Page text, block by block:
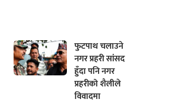
फुटपाथ चलाउने
नगर प्रहरी सांसद
हुँदा पनि नगर
प्रहरीको शैलीले
विवादमा